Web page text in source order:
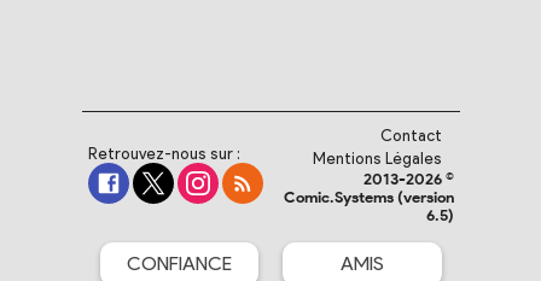
Retrouvez-nous sur :
Contact
Mentions Légales
2013-2026 ©
Comic.Systems (version
6.5)
CONFIANCE AMIS